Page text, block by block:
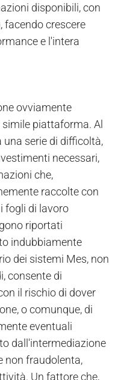
disponibili, con
facendo crescere
e l'intera
ovviamente
piattaforma. Al
serie di difficoltà,
necessari,
che,
raccolte con
fogli di lavoro
riportati
indubbiamente
dei sistemi Mes, non
consente di
il rischio di dover
o comunque, di
eventuali
dall'intermediazione
non fraudolenta,
Un fattore che,